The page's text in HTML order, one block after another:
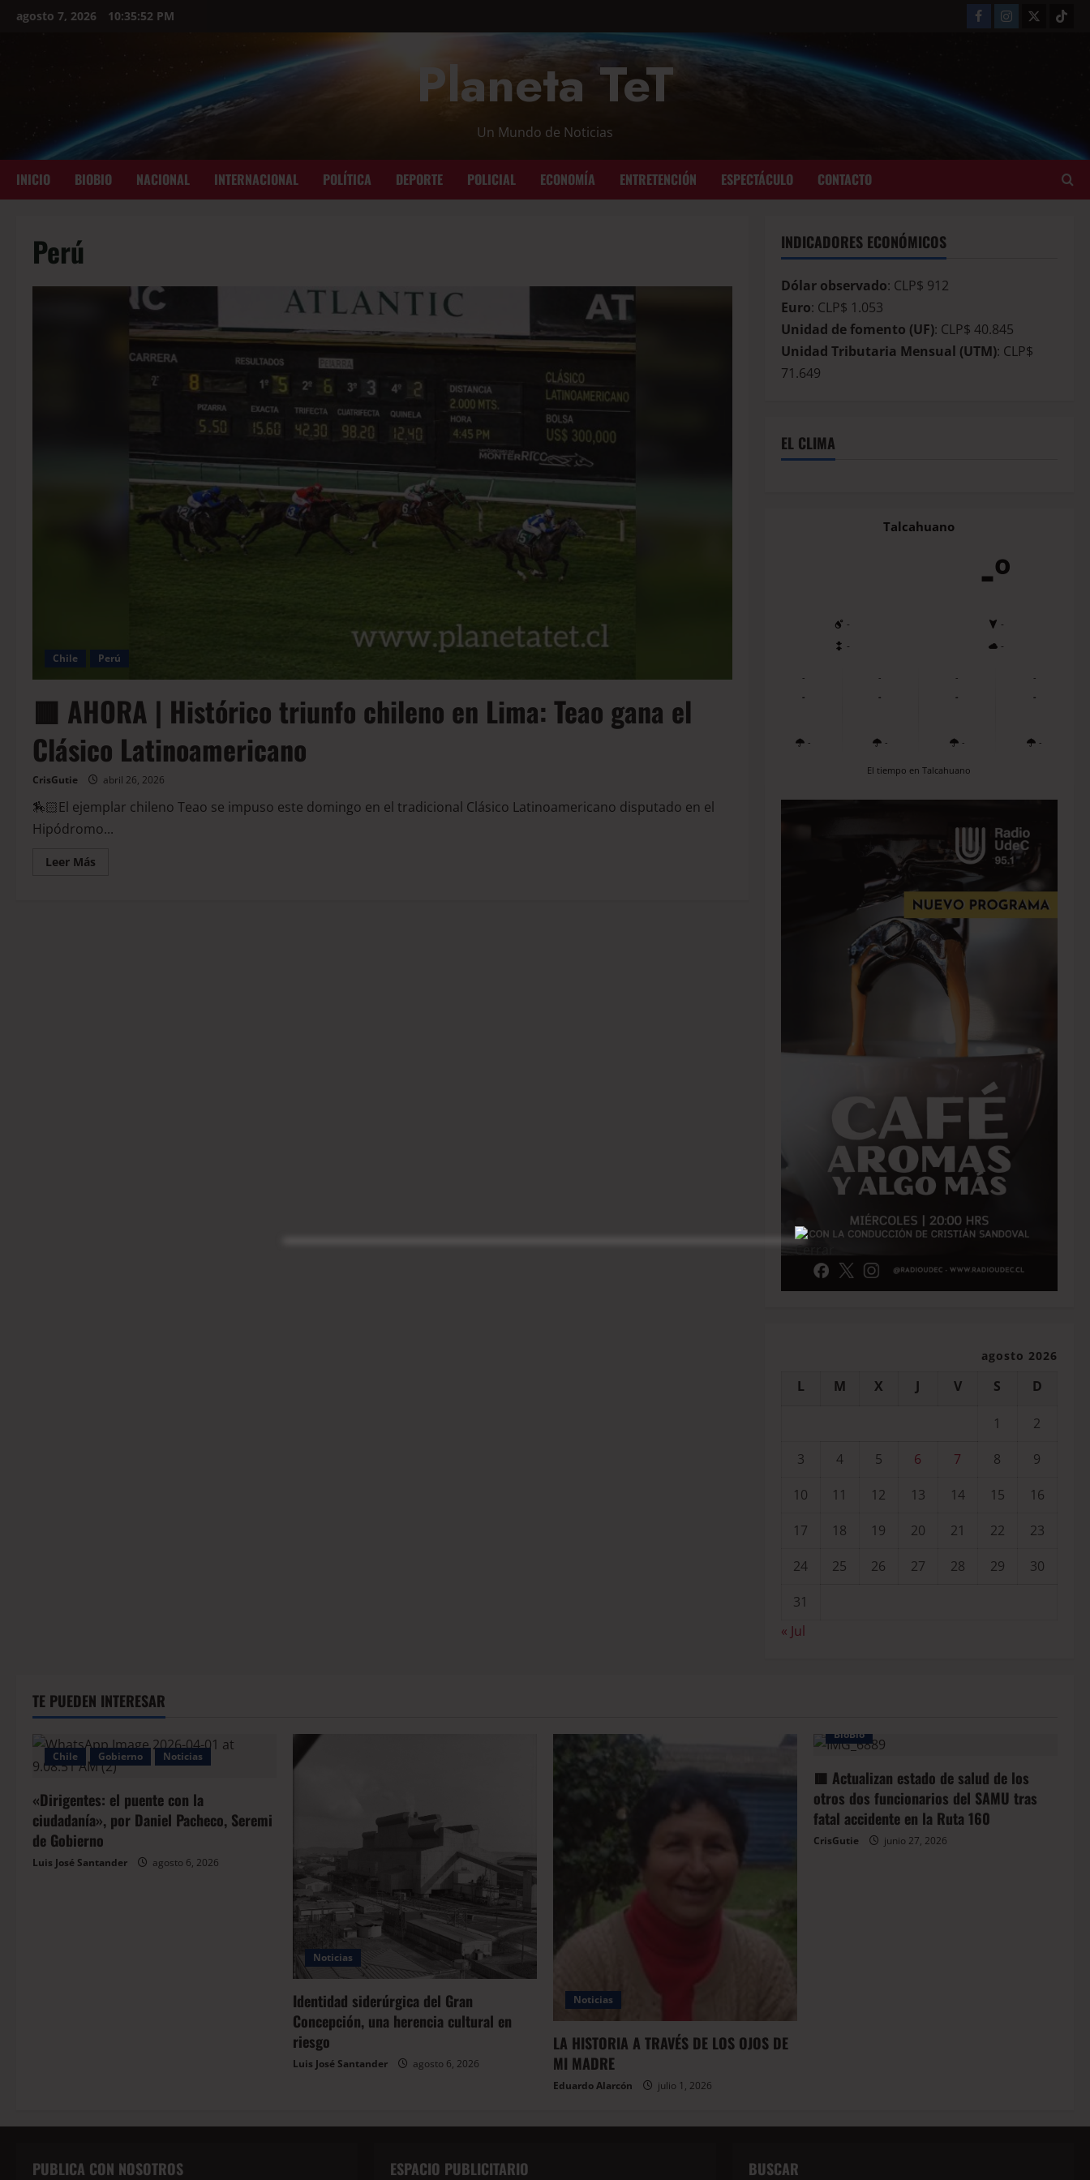
agosto 7, 2026 10:35:53 PM
Planeta TeT
Un Mundo de Noticias
INICIO BIOBIO NACIONAL INTERNACIONAL POLÍTICA DEPORTE POLICIAL ECONOMÍA ENTRETENCIÓN ESPECTÁCULO CONTACTO
Perú
Chile Perú
🟥 AHORA | Histórico triunfo chileno en Lima: Teao gana el
Clásico Latinoamericano
CrisGutie abril 26, 2026
🏇🏻El ejemplar chileno Teao se impuso este domingo en el tradicional Clásico Latinoamericano disputado en el
Hipódromo...
Leer Más
INDICADORES ECONÓMICOS
Dólar observado: CLP$ 912
Euro: CLP$ 1.053
Unidad de fomento (UF): CLP$ 40.845
Unidad Tributaria Mensual (UTM): CLP$
71.649
EL CLIMA
Talcahuano
-º
-
-
-
-
-
-
-
-
-
-
-
-
-
-
-
-
El tiempo en Talcahuano
agosto 2026
L M X J V S D
1
2
3
4 5 6 7 8
9
10
11 12 13 14 15
16
17
18 19 20 21 22
23
24
25 26 27 28 29
30
31
« Jul
TE PUEDEN INTERESAR
Chile Gobierno Noticias
«Dirigentes: el puente con la
ciudadanía», por Daniel Pacheco, Seremi
de Gobierno
Luis José Santander agosto 6, 2026
Noticias
Identidad siderúrgica del Gran
Concepción, una herencia cultural en
riesgo
Luis José Santander agosto 6, 2026
Noticias
LA HISTORIA A TRAVÉS DE LOS OJOS DE
MI MADRE
Eduardo Alarcón julio 1, 2026
BioBio
🟥 Actualizan estado de salud de los
otros dos funcionarios del SAMU tras
fatal accidente en la Ruta 160
CrisGutie junio 27, 2026
PUBLICA CON NOSOTROS ESPACIO PUBLICITARIO BUSCAR